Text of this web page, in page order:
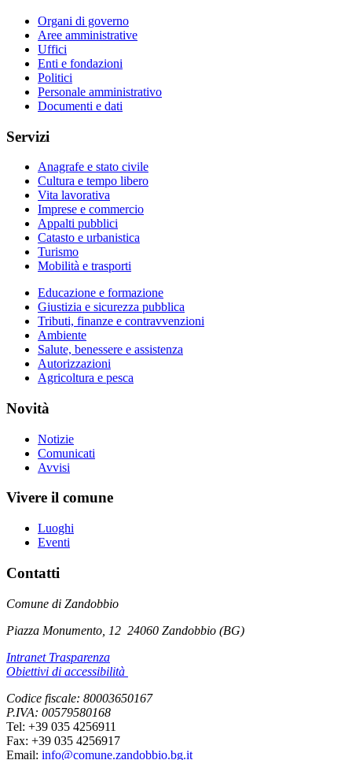
Organi di governo
Aree amministrative
Uffici
Enti e fondazioni
Politici
Personale amministrativo
Documenti e dati
Servizi
Anagrafe e stato civile
Cultura e tempo libero
Vita lavorativa
Imprese e commercio
Appalti pubblici
Catasto e urbanistica
Turismo
Mobilità e trasporti
Educazione e formazione
Giustizia e sicurezza pubblica
Tributi, finanze e contravvenzioni
Ambiente
Salute, benessere e assistenza
Autorizzazioni
Agricoltura e pesca
Novità
Notizie
Comunicati
Avvisi
Vivere il comune
Luoghi
Eventi
Contatti
Comune di Zandobbio
Piazza Monumento, 12 24060 Zandobbio (BG)
Intranet Trasparenza
Obiettivi di accessibilità
Codice fiscale: 80003650167
P.IVA: 00579580168
Tel: +39 035 4256911
Fax: +39 035 4256917
Email: info@comune.zandobbio.bg.it